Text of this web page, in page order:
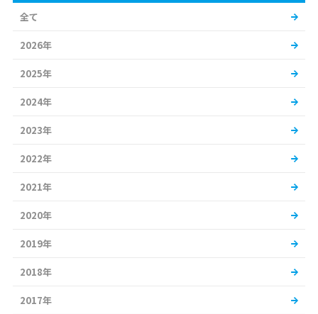
全て
2026年
2025年
2024年
2023年
2022年
2021年
2020年
2019年
2018年
2017年